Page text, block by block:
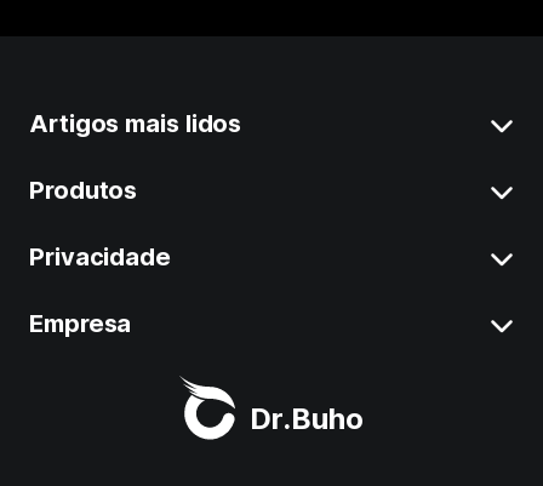
Dr.Buho
Artigos mais lidos
Limpar Dados do Sistema no Mac
Desinstalar Aplicações no Mac
Produtos
BuhoCleaner
BuhoUnlocker
Privacidade
Termos
Empresa